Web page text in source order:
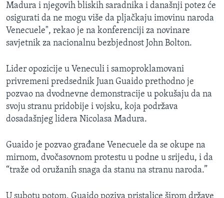
Madura i njegovih bliskih saradnika i današnji potez će
osigurati da ne mogu više da pljačkaju imovinu naroda
Venecuele", rekao je na konferenciji za novinare
savjetnik za nacionalnu bezbjednost John Bolton.​
Lider opozicije u Veneculi i samoproklamovani
privremeni predsednik Juan Guaido prethodno je
pozvao na dvodnevne demonstracije u pokušaju da na
svoju stranu pridobije i vojsku, koja podržava
dosadašnjeg lidera Nicolasa Madura.
Guaido je pozvao građane Venecuele da se okupe na
mirnom, dvočasovnom protestu u podne u srijedu, i da
“traže od oružanih snaga da stanu na stranu naroda.”